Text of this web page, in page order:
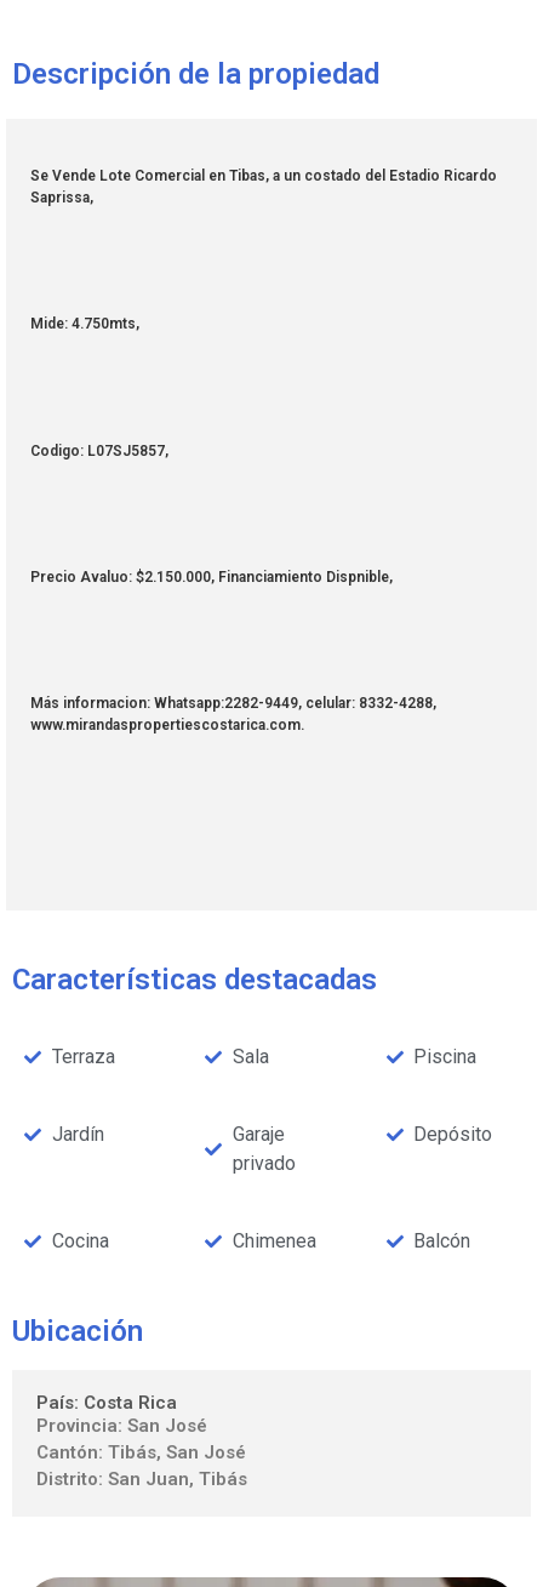
Descripción de la propiedad
Se Vende Lote Comercial en Tibas, a un costado del Estadio Ricardo
Saprissa,
Mide: 4.750mts,
Codigo: L07SJ5857,
Precio Avaluo: $2.150.000, Financiamiento Dispnible,
Más informacion: Whatsapp:2282-9449, celular: 8332-4288,
www.mirandaspropertiescostarica.com.
Características destacadas
Terraza Sala Piscina
Jardín
Garaje
privado
Depósito
Cocina Chimenea Balcón
Ubicación
País: Costa Rica
Provincia: San José
Cantón: Tibás, San José
Distrito: San Juan, Tibás